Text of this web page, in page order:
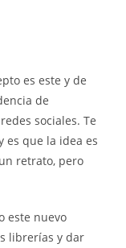
es este y de
de
sociales. Te
es que la idea es
retrato, pero
este nuevo
librerías y dar